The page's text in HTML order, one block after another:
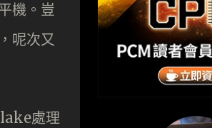
機。豈
呢次又